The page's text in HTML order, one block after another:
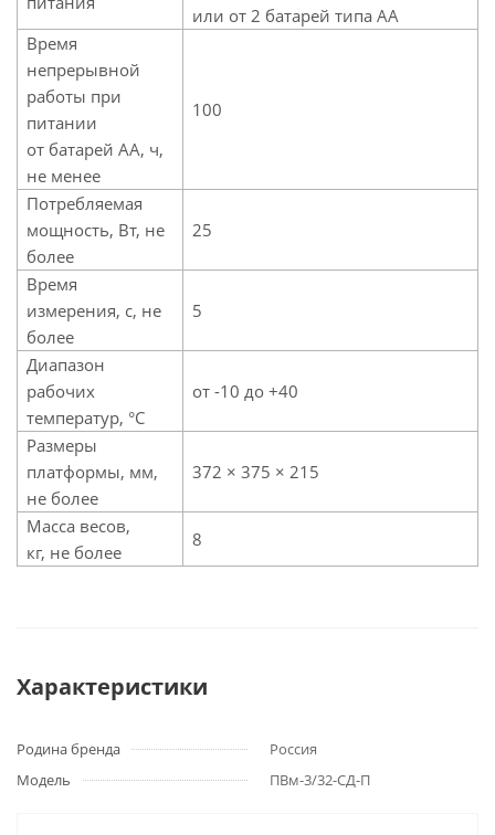
или от 2 батарей типа AA
Время
непрерывной
работы при
питании
от батарей AA, ч,
не менее
100
Потребляемая
мощность, Вт, не
более
25
Время
измерения, с, не
более
5
Диапазон
рабочих
температур, °C
от -10 до +40
Размеры
платформы, мм,
не более
372 × 375 × 215
Масса весов,
кг, не более
8
Характеристики
Родина бренда
Россия
Модель
ПВм-3/32-СД-П